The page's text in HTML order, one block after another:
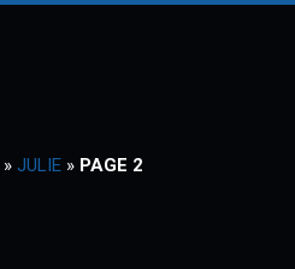
» JULIE » PAGE 2